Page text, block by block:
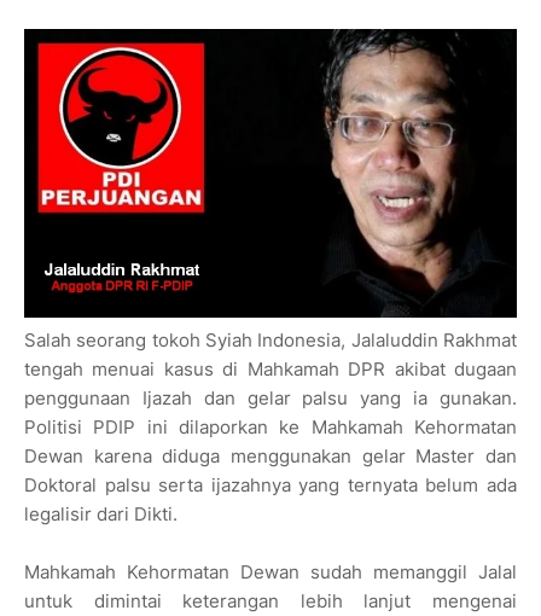
Salah seorang tokoh Syiah Indonesia, Jalaluddin Rakhmat
tengah menuai kasus di Mahkamah DPR akibat dugaan
penggunaan Ijazah dan gelar palsu yang ia gunakan.
Politisi PDIP ini dilaporkan ke Mahkamah Kehormatan
Dewan karena diduga menggunakan gelar Master dan
Doktoral palsu serta ijazahnya yang ternyata belum ada
legalisir dari Dikti.
Mahkamah Kehormatan Dewan sudah memanggil Jalal
untuk dimintai keterangan lebih lanjut mengenai